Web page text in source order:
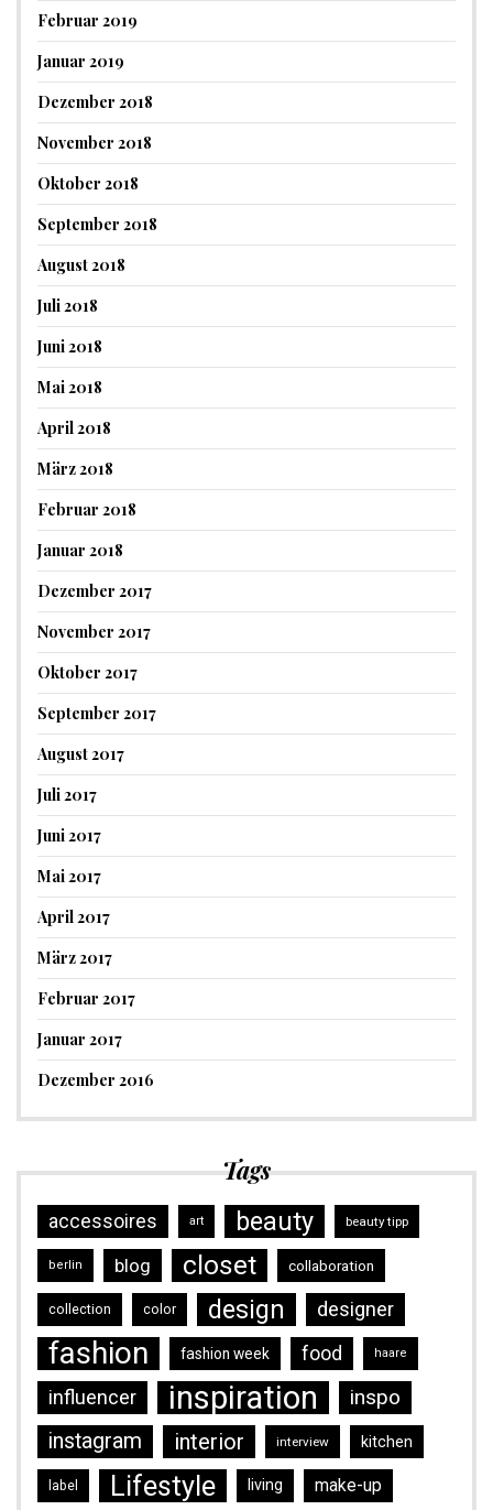
Februar 2019
Januar 2019
Dezember 2018
November 2018
Oktober 2018
September 2018
August 2018
Juli 2018
Juni 2018
Mai 2018
April 2018
März 2018
Februar 2018
Januar 2018
Dezember 2017
November 2017
Oktober 2017
September 2017
August 2017
Juli 2017
Juni 2017
Mai 2017
April 2017
März 2017
Februar 2017
Januar 2017
Dezember 2016
Tags
accessoires art beauty beauty tipp
berlin blog closet collaboration
collection color design designer
fashion fashion week food haare
influencer inspiration
inspo
instagram
interior interview kitchen
label Lifestyle living make-up